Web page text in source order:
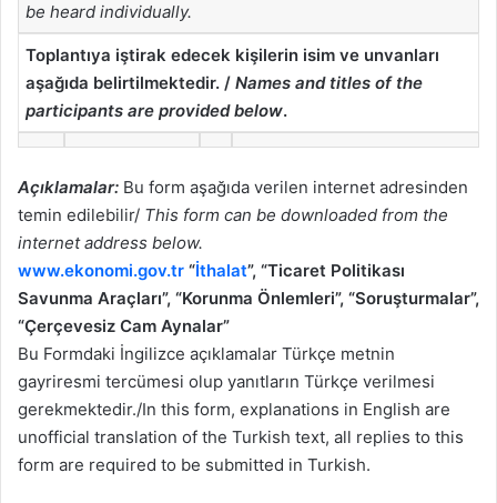
be heard individually.
Toplantıya iştirak edecek kişilerin isim ve unvanları
aşağıda belirtilmektedir. / Names and titles of the
participants are provided below.
Açıklamalar: Bu form aşağıda verilen internet adresinden
temin edilebilir/ This form can be downloaded from the
internet address below.
www.ekonomi.gov.tr “İthalat”, “Ticaret Politikası
Savunma Araçları”, “Korunma Önlemleri”, “Soruşturmalar”,
“Çerçevesiz Cam Aynalar”
Bu Formdaki İngilizce açıklamalar Türkçe metnin
gayriresmi tercümesi olup yanıtların Türkçe verilmesi
gerekmektedir./In this form, explanations in English are
unofficial translation of the Turkish text, all replies to this
form are required to be submitted in Turkish.